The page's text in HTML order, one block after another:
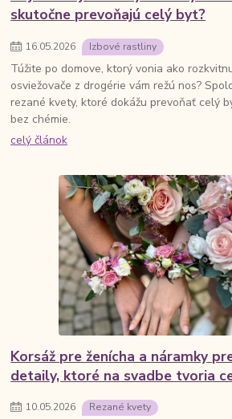
skutočne prevoňajú celý byt?
16.05.2026 Izbové rastliny
Túžite po domove, ktorý vonia ako
osviežovače z drogérie vám režú nos?
rezané kvety, ktoré dokážu prevoňať celý
bez chémie.
celý článok
Korsáž pre ženícha a náramky
detaily, ktoré na svadbe tvoria
10.05.2026 Rezané kvety